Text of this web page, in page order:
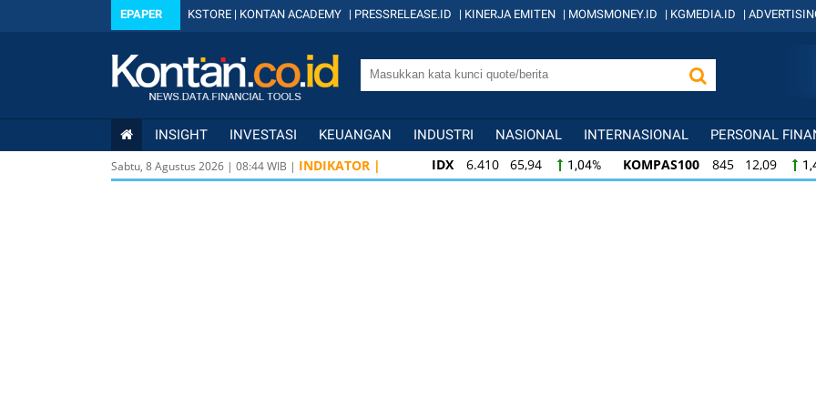
EPAPER KSTORE | KONTAN ACADEMY | PRESSRELEASE.ID | KINERJA EMITEN | MOMSMONEY.ID | KGMEDIA.ID |
INSIGHT INVESTASI KEUANGAN INDUSTRI NASIONAL INTERNASIONAL PERSONAL
Sabtu, 8 Agustus 2026 | 08:44WIB | INDIKATOR | IDX 6.410 65,94 1,04% KOMPAS100 845 12,09
KOMPAS100
845 12,09 1,45% LQ45 640 9,44